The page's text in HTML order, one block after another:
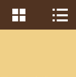
首页
 